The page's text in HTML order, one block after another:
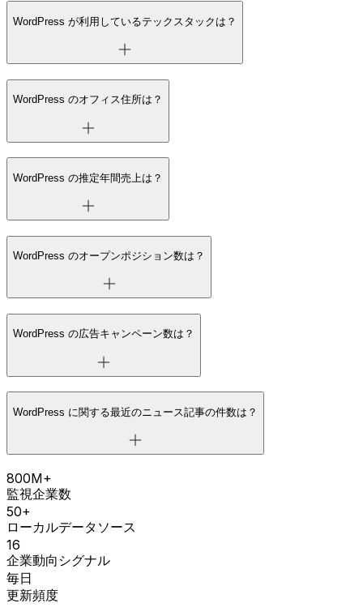
WordPress が利用しているテックスタックは？
WordPress のオフィス住所は？
WordPress の推定年間売上は？
WordPress のオープンポジション数は？
WordPress の広告キャンペーン数は？
WordPress に関する最近のニュース記事の件数は？
800M+
監視企業数
50+
ローカルデータソース
16
企業動向シグナル
毎日
更新頻度